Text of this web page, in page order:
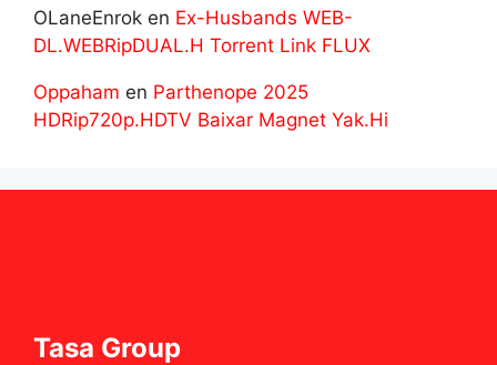
OLaneEnrok en Ex-Husbands WEB-
DL.WEBRipDUAL.H Torrent Link FLUX
Oppaham en Parthenope 2025
HDRip720p.HDTV Baixar Magnet Yak.Hi
Tasa Group